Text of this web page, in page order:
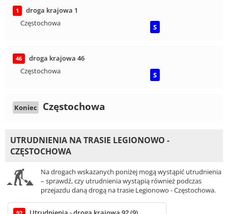
1
droga krajowa 1
Częstochowa
S
46
droga krajowa 46
Częstochowa
S
Koniec Częstochowa
UTRUDNIENIA NA TRASIE LEGIONOWO -
CZĘSTOCHOWA
Na drogach wskazanych poniżej mogą wystąpić utrudnienia
– sprawdź, czy utrudnienia wystąpią również podczas
przejazdu daną drogą na trasie Legionowo - Częstochowa.